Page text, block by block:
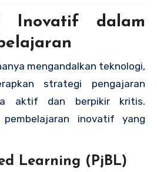
Inovatif dalam
mengandalkan teknologi,
strategi pengajaran
aktif dan berpikir kritis.
inovatif yang
Learning (PjBL)